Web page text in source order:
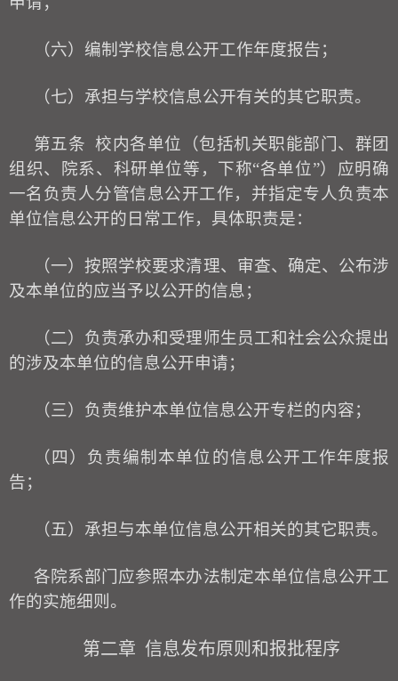
（六）编制学校信息公开工作年度报告；
（七）承担与学校信息公开有关的其它职责。
第五条 校内各单位（包括机关职能部门、群团
组织、院系、科研单位等，下称“各单位”）应明确
一名负责人分管信息公开工作，并指定专人负责本
单位信息公开的日常工作，具体职责是：
（一）按照学校要求清理、审查、确定、公布涉
及本单位的应当予以公开的信息；
（二）负责承办和受理师生员工和社会公众提出
的涉及本单位的信息公开申请；
（三）负责维护本单位信息公开专栏的内容；
（四）负责编制本单位的信息公开工作年度报
告；
（五）承担与本单位信息公开相关的其它职责。
各院系部门应参照本办法制定本单位信息公开工
作的实施细则。
第二章 信息发布原则和报批程序